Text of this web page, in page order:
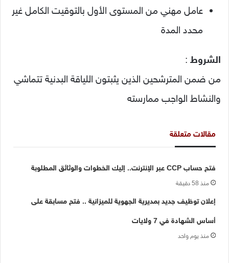
عامل مهني من المستوى الأول بالتوقيت الكامل غير
محدد المدة
الشروط :
من ضمن المترشحين الذين يثبتون اللياقة البدنية تتماشي
والنشاط الواجب ممارسته
مقالات متعلقة
فتح حساب CCP عبر الإنترنت.. إليك الخطوات والوثائق المطلوبة
منذ 58 دقيقة
إعلان توظيف جديد بمديرية الجهوية للميزانية .. فتح مسابقة على
أساس الشهادة في 7 ولايات
منذ يوم واحد